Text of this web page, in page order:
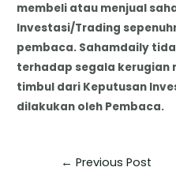
membeli atau menjual
Investasi/Trading
pembaca. Sahamdaily
terhadap segala kerugian
timbul dari Keputusan
dilakukan oleh Pembaca.
← Previous Post